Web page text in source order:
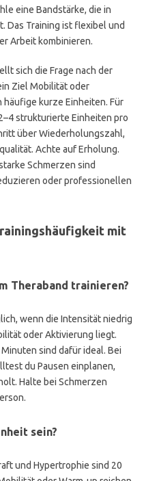
eine Bandstärke, die in
Das Training ist flexibel und
Arbeit kombinieren.
sich die Frage nach der
Ziel Mobilität oder
kurze Einheiten. Für
strukturierte Einheiten pro
über Wiederholungszahl,
Achte auf Erholung.
Schmerzen sind
oder professionellen
mit
Theraband trainieren?
wenn die Intensität niedrig
oder Aktivierung liegt.
sind dafür ideal. Bei
du Pausen einplanen,
Halte bei Schmerzen
sein?
und Hypertrophie sind 20